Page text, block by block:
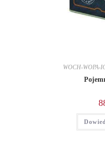
WOCH-WOPA-